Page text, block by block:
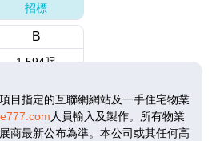
招標
B
1,594呎
$5,419.6萬
已售
目指定的互聯網網站及一手住宅物業
人員輸入及製作。所有物業
商最新公布為準。本公司或其任何高